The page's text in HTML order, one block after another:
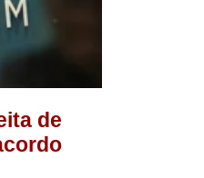
de